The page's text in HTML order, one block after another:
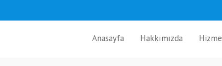
Anasayfa Hakkımızda